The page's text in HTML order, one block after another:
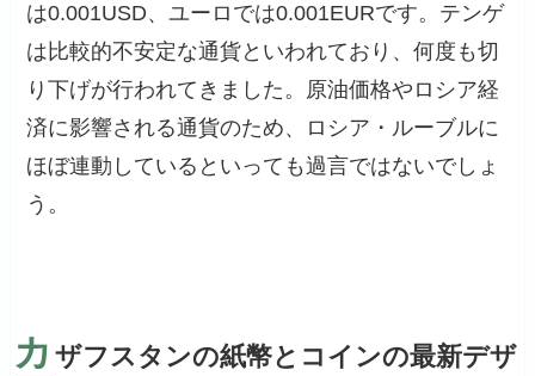
は0.001USD、ユーロでは0.001EURです。テンゲ
は比較的不安定な通貨といわれており、何度も切
り下げが行われてきました。原油価格やロシア経
済に影響される通貨のため、ロシア・ルーブルに
ほぼ連動しているといっても過言ではないでしょ
う。
カ ザフスタンの紙幣とコインの最新デザ